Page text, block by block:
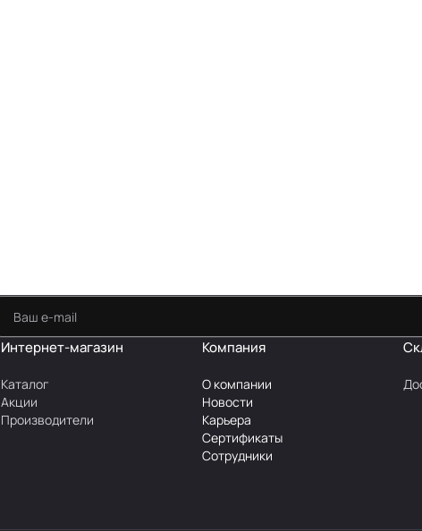
Интернет-магазин
Каталог
Акции
Производители
Компания
О компании
Новости
Карьера
Сертификаты
Сотрудники